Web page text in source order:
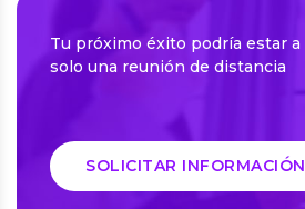
Tu próximo éxito podría estar a
solo una reunión de distancia
SOLICITAR INFORMACIÓN